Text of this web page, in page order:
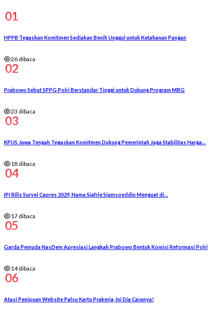
01
HPPB Tegaskan Komitmen Sediakan Benih Unggul untuk Ketahanan Pangan
26 dibaca
02
Prabowo Sebut SPPG Polri Berstandar Tinggi untuk Dukung Program MBG
23 dibaca
03
KPUS Jawa Tengah Tegaskan Komitmen Dukung Pemerintah Jaga Stabilitas Harga…
18 dibaca
04
IPI Rilis Survei Capres 2029, Nama Sjafrie Sjamsoeddin Menguat di…
17 dibaca
05
Garda Pemuda NasDem Apresiasi Langkah Prabowo Bentuk Komisi Reformasi Polri
14 dibaca
06
Atasi Penipuan Website Palsu Kartu Prakerja, Ini Dia Caranya!